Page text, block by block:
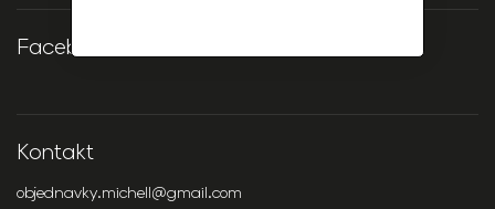
Facebook
Kontakt
objednavky.michell@gmail.com